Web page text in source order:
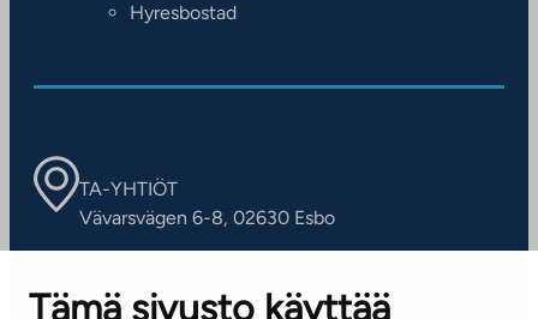
Tämä sivusto käyttää
Hyresbostad
TA-YHTIÖT
Vävarsvägen 6-8, 02630 Esbo
Kontaktinformation